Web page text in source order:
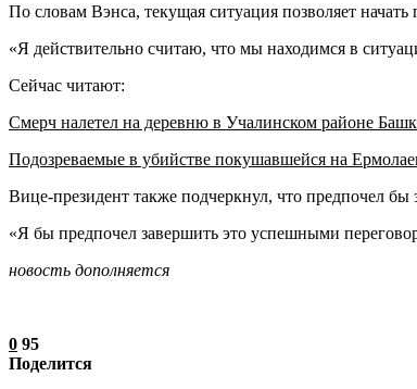
По словам Вэнса, текущая ситуация позволяет
«Я действительно считаю, что мы находимся в
Сейчас читают:
Смерч налетел на деревню в Учалинском районе
Подозреваемые в убийстве покушавшейся на
Вице-президент также подчеркнул, что предпочел
«Я бы предпочел завершить это успешными
новость дополняется
0 95
Поделится